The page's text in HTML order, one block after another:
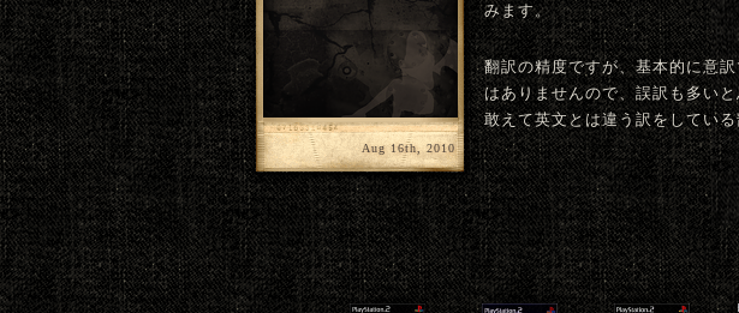
Aug 16th, 2010
みます。
翻訳の精度ですが、基本的に意
はありませんので、誤訳も多い
敢えて英文とは違う訳をしてい